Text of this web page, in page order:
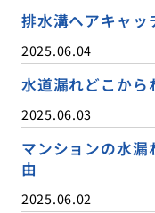
排水溝ヘアキャッ
2025.06.04
水道漏れどこから
2025.06.03
マンションの水
由
2025.06.02